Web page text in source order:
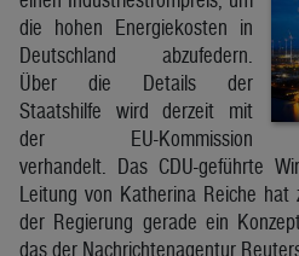
die hohen Energiekosten in
Deutschland abzufedern.
Über die Details der
Staatshilfe wird derzeit mit
der EU-Kommission
verhandelt. Das CDU-geführte
Leitung von Katherina Reiche hat
der Regierung gerade ein
das der Nachrichtenagentur